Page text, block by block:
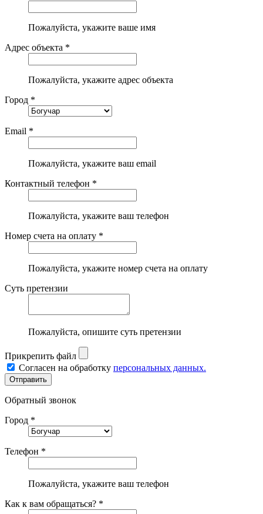
Пожалуйста, укажите ваше имя
Адрес объекта *
Пожалуйста, укажите адрес объекта
Город *
Email *
Пожалуйста, укажите ваш email
Контактный телефон *
Пожалуйста, укажите ваш телефон
Номер счета на оплату *
Пожалуйста, укажите номер счета на оплату
Суть претензии
Пожалуйста, опишите суть претензии
Прикрепить файл
Согласен на обработку персональных данных.
Обратный звонок
Город *
Телефон *
Пожалуйста, укажите ваш телефон
Как к вам обращаться? *